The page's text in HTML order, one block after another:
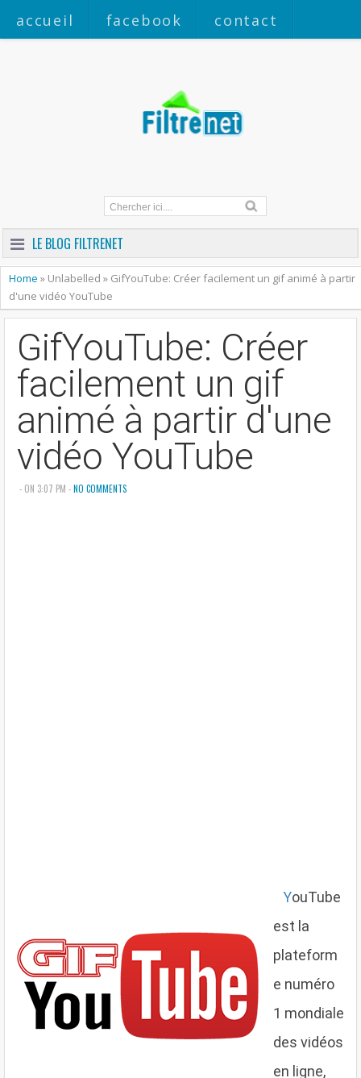
accueil facebook contact
LE BLOG FILTRENET
Home » Unlabelled » GifYouTube: Créer facilement un gif animé à partir
d'une vidéo YouTube
GifYouTube: Créer
facilement un gif
animé à partir d'une
vidéo YouTube
- ON 3:07 PM -NO COMMENTS
YouTube
est la
plateform
e numéro
1 mondiale
des vidéos
en ligne,